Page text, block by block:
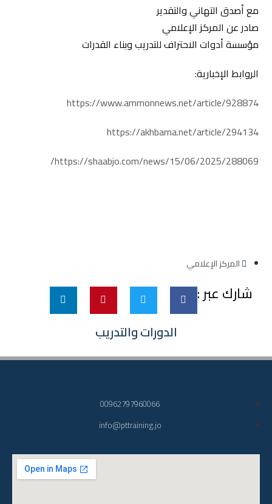
الدورات والتدريب
مع أصدق التهاني والتقدير
صادر عن المركز الإعلامي
مؤسسة أدوات الاحتراف للتدريب وبناء القدرات
الروابط الإخبارية:
https://www.ammonnews.net/article/928874
https://akhbarna.net/article/294134
https://shaabjo.com/news/15/06/2025/288069/
المركز الإعلامي
شارك عبر :
00962797960066
info@pttraining.jo